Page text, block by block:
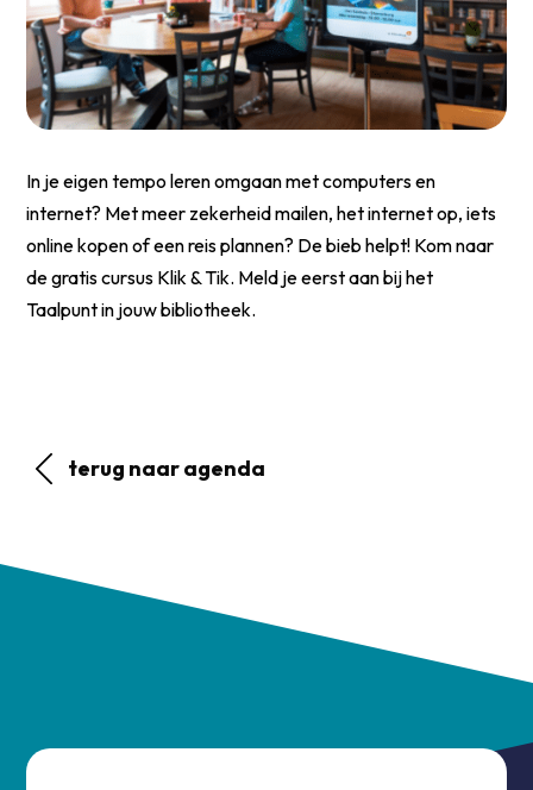
In je eigen tempo leren omgaan met computers en
internet? Met meer zekerheid mailen, het internet op, iets
online kopen of een reis plannen? De bieb helpt! Kom naar
de gratis cursus Klik & Tik. Meld je eerst aan bij het
Taalpunt in jouw bibliotheek.
terug naar agenda